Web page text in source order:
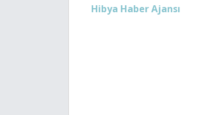
Hibya Haber Ajansı